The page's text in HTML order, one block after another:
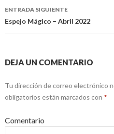
ENTRADA SIGUIENTE
Espejo Mágico – Abril 2022
DEJA UN COMENTARIO
Tu dirección de correo electrónico
obligatorios están marcados con *
Comentario